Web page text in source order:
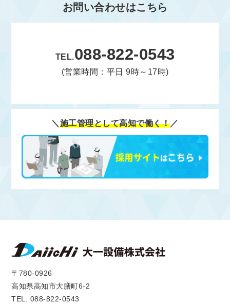
お問い合わせはこちら
TEL.088-822-0543
(営業時間：平日 9時～17時)
＼ 施工管理として高知で働く！／
〒780-0926
高知県高知市大膳町6-2
TEL. 088-822-0543